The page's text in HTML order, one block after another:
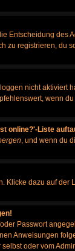
Entscheidung
zu registrieren, du
nicht aktiviert
wenn
online?'-Liste
, und wenn du
Klicke dazu auf der
Passwort
Anweisungen
oder vom